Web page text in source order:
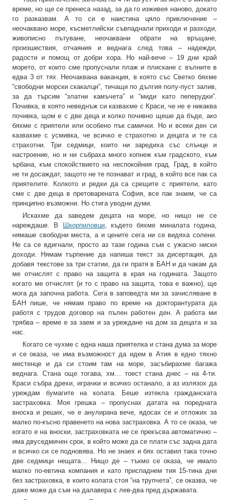
време, но ще се пренеса назад, за да го изживея наново, докато
го разказвам. А то си е наистина цяло приключение –
неочаквано море, късметлийски съвпаднали приходи и разходи,
живописно пътуване, неочаквани обрати на връщане,
произшествия, отчаяния и веднага след това – надежди,
радости и помощ от добри хора. Но най-вече – 19 дни край
морето, от които сме пропуснали плаж и плискане с вълните в
едва 3 от тях. Неочаквана ваканция, в която със Светко бяхме
“свободни морски скакалци”, тичащи по дългия полу-пуст залив,
за да търсим “златни камъчета” и “миди като пеперудки”.
Почивка, в която неведнъж си казвахме с Краси, че не е никаква
почивка, щом е с две деца и колко почивно щеше да бъде, ако
бяхме с приятели или особено пък самички. Но и всеки ден си
казвахме с усмивка, че всичко е страхотно и децата и те са
страхотни. Три седмици, които ни заредиха със слънце и
настроение, но и ни събраха много копнеж към градското, към
ърбана, към спокойствието на неспокойния град. Град, в който
не ти досаждат, защото не те познават и град, в който все пак са
приятелите. Колкото и редки да са срещите с приятели, като
сме с две деца в претоварената София, все пак знаем, че са
принципно възможни. Но стига уводни думи.
Искахме да заведем децата на море, но нищо не се
нареждаше. В
Шкорпиловци, където бяхме миналата година,
нямаше свободни места, а и цените сега ни се видяха солени.
Не са се вдигнали, просто аз тази година съм с ужасно ниски
доходи. Нямам търпение да напиша текст за дисертация, да
добавя текстове за три статии, да ги пратя в БАН и да чакам да
ме отчислят с право на защита в края на годината. Защото
когато ме отчислят (и то с право на защита, това е важно), ще
мога да започна работа. Сега в заповедта ми за зачисляване в
БАН пише, че нямам право по време на докторантурата да
работя с трудов договор на пълен работен ден. А работа ми
трябва – време е за заем и за уреждане на дом за децата и за
нас.
Когато се чухме с една наша приятелка и стана дума за море
и се оказа, че има възможност да идем в Атия в едно тяхно
местенце и да си стоим там на море, засъбирахме багажа
веднага. Стана още тогава, хм… тоест стана днес – на 4-ти.
Краси събра дрехи, играчки и всичко останало, а аз излязох да
уреждам бумагите на колата. Беше изтекла гражданската
застраховка. Моя грешка – пропуснах датата на поредната
вноска и реших, че е анулирана вече, ядосах се и отложих за
малко по-късно правенето на нова застраховка. А то се оказа, че
когато е на вноски, застраховката не се прекъсва автоматично –
има двуседмичен срок, в който може да се плати със задна дата
и всичко си се подновява. Но не знаех и бях оставил така точно
две седмици нещата… Нищо де – тъкмо се оказа, че имало
малко по-евтина компания и като приспаднем тия 15-тина дни
без застраховка, в които колата стоя “на трупчета”, се оказва, че
даже може да съм на далавера с лев-два пред държавата.